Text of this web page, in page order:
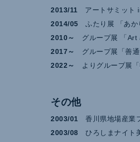
2013/11 アートサミット
2014/05 ふたり展 「あか
2010～
グループ展 「Art
2017～
グループ展「善通
2022～
よりグループ展「
その他
2003/01 香川県地場産業
2003/08 ひろしまナイト